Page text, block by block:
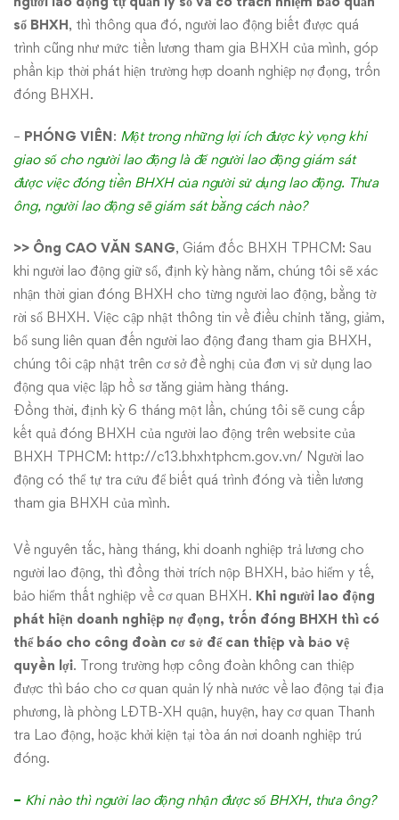
sổ BHXH, thì thông qua đó, người lao động biết được quá
trình cũng như mức tiền lương tham gia BHXH của mình, góp
phần kịp thời phát hiện trường hợp doanh nghiệp nợ đọng, trốn
đóng BHXH.
– PHÓNG VIÊN: Một trong những lợi ích được kỳ vọng khi
giao sổ cho người lao động là để người lao động giám sát
được việc đóng tiền BHXH của người sử dụng lao động. Thưa
ông, người lao động sẽ giám sát bằng cách nào?
>> Ông CAO VĂN SANG, Giám đốc BHXH TPHCM: Sau
khi người lao động giữ sổ, định kỳ hàng năm, chúng tôi sẽ xác
nhận thời gian đóng BHXH cho từng người lao động, bằng tờ
rời sổ BHXH. Việc cập nhật thông tin về điều chỉnh tăng, giảm,
bổ sung liên quan đến người lao động đang tham gia BHXH,
chúng tôi cập nhật trên cơ sở đề nghị của đơn vị sử dụng lao
động qua việc lập hồ sơ tăng giảm hàng tháng.
Đồng thời, định kỳ 6 tháng một lần, chúng tôi sẽ cung cấp
kết quả đóng BHXH của người lao động trên website của
BHXH TPHCM: http://c13.bhxhtphcm.gov.vn/ Người lao
động có thể tự tra cứu để biết quá trình đóng và tiền lương
tham gia BHXH của mình.
Về nguyên tắc, hàng tháng, khi doanh nghiệp trả lương cho
người lao động, thì đồng thời trích nộp BHXH, bảo hiểm y tế,
bảo hiểm thất nghiệp về cơ quan BHXH. Khi người lao động
phát hiện doanh nghiệp nợ đọng, trốn đóng BHXH thì có
thể báo cho công đoàn cơ sở để can thiệp và bảo vệ
quyền lợi. Trong trường hợp công đoàn không can thiệp
được thì báo cho cơ quan quản lý nhà nước về lao động tại địa
phương, là phòng LĐTB-XH quận, huyện, hay cơ quan Thanh
tra Lao động, hoặc khởi kiện tại tòa án nơi doanh nghiệp trú
đóng.
– Khi nào thì người lao động nhận được sổ BHXH, thưa ông?